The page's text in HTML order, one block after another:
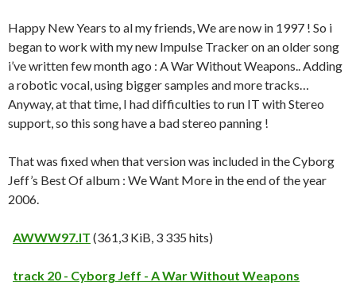
Happy New Years to al my friends, We are now in 1997 ! So i
began to work with my new Impulse Tracker on an older song
i’ve written few month ago : A War Without Weapons.. Adding
a robotic vocal, using bigger samples and more tracks…
Anyway, at that time, I had difficulties to run IT with Stereo
support, so this song have a bad stereo panning !
That was fixed when that version was included in the Cyborg
Jeff’s Best Of album : We Want More in the end of the year
2006.
AWWW97.IT (361,3 KiB, 3 335 hits)
track 20 - Cyborg Jeff - A War Without Weapons